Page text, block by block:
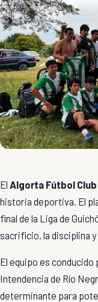
El Algorta Fútbol Club
historia deportiva. El
final de la Liga de
sacrificio, la disciplina
El equipo es conducido
Intendencia de Río
determinante para